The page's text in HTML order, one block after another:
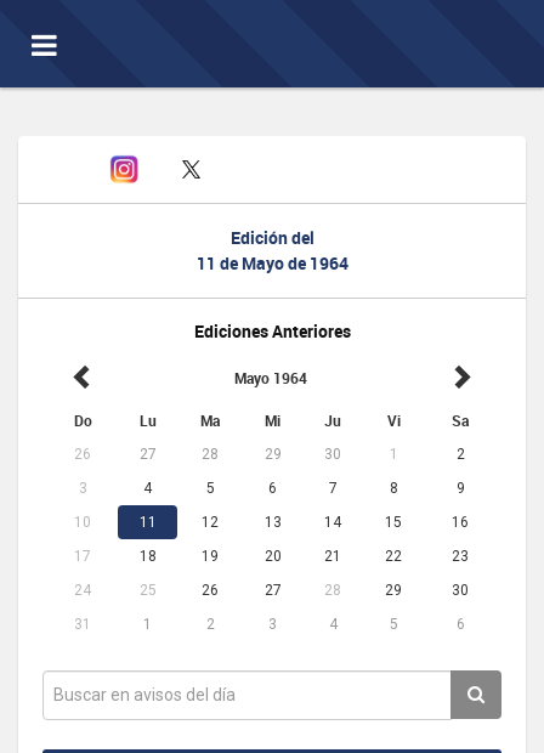
Toggle
navigation
Edición del
11 de Mayo de 1964
Ediciones Anteriores
Mayo 1964
Do Lu Ma Mi Ju Vi Sa
26 27 28 29 30 1
2
3
4 5 6 7 8
9
10
11 12 13 14 15
16
17
18 19 20 21 22
23
24
25 26 27 28 29
30
31
1 2 3 4 5 6